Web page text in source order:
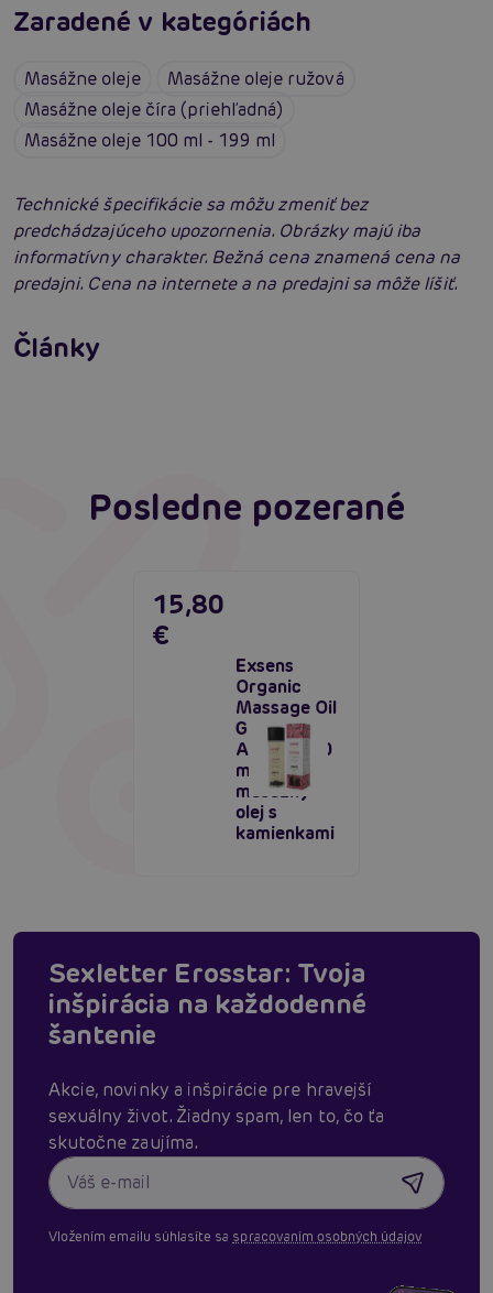
Zaradené v kategóriách
Masážne oleje
Masážne oleje ružová
Masážne oleje číra (priehľadná)
Masážne oleje 100 ml - 199 ml
Technické špecifikácie sa môžu zmeniť bez
predchádzajúceho upozornenia. Obrázky majú iba
informatívny charakter. Bežná cena znamená cena na
predajni. Cena na internete a na predajni sa môže líšiť.
Články
Erotická masáž ako vzrušujúce predohra
Čítať viacej
Erotická inteligencia: Príručka Sexiómov
Posledne pozerané
Exsens
Organic
Massage Oil
Garnet
Argan (100
ml),
masážny
olej s
kamienkami
15,80
€
Sexletter Erosstar: Tvoja
inšpirácia na každodenné
šantenie
Akcie, novinky a inšpirácie pre hravejší
sexuálny život. Žiadny spam, len to, čo ťa
skutočne zaujíma.
Vložením emailu súhlasíte sa spracovaním osobných údajov